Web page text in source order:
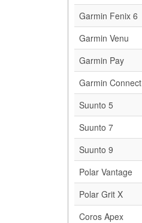
Garmin Fenix 6
Garmin Venu
Garmin Pay
Garmin Connect
Suunto 5
Suunto 7
Suunto 9
Polar Vantage
Polar Grit X
Coros Apex